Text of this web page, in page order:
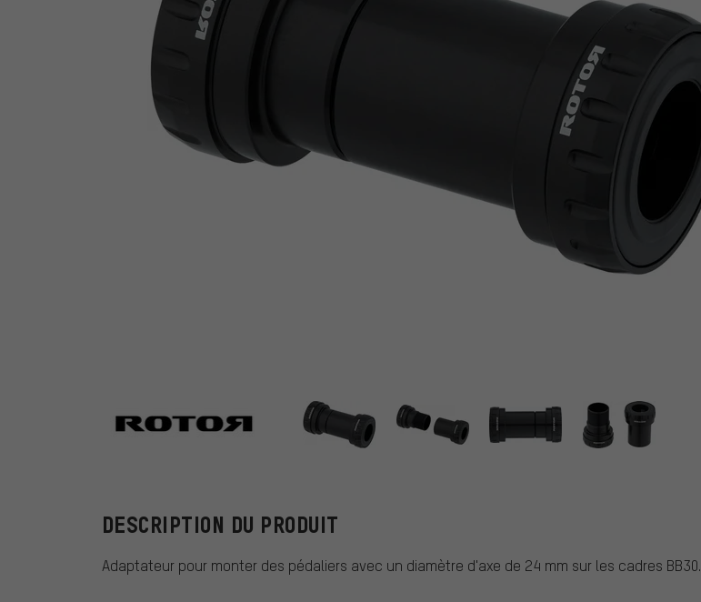
Rotor
DESCRIPTION DU PRODUIT
Adaptateur pour monter des pédaliers avec un diamètre d'axe de 24 mm sur les cadres BB30.